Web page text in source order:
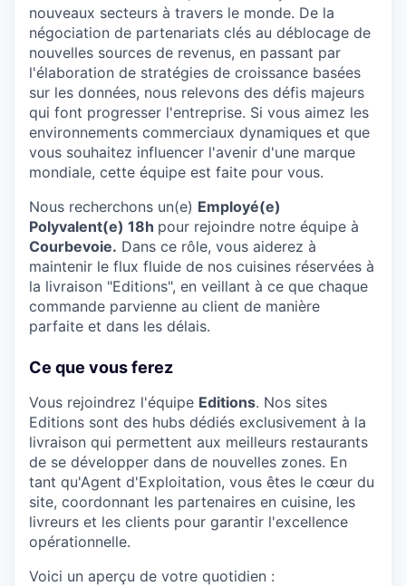
nouveaux secteurs à travers le monde. De la
négociation de partenariats clés au déblocage de
nouvelles sources de revenus, en passant par
l'élaboration de stratégies de croissance basées
sur les données, nous relevons des défis majeurs
qui font progresser l'entreprise. Si vous aimez les
environnements commerciaux dynamiques et que
vous souhaitez influencer l'avenir d'une marque
mondiale, cette équipe est faite pour vous.
Nous recherchons un(e) Employé(e)
Polyvalent(e) 18h pour rejoindre notre équipe à
Courbevoie. Dans ce rôle, vous aiderez à
maintenir le flux fluide de nos cuisines réservées à
la livraison "Editions", en veillant à ce que chaque
commande parvienne au client de manière
parfaite et dans les délais.
Ce que vous ferez
Vous rejoindrez l'équipe Editions. Nos sites
Editions sont des hubs dédiés exclusivement à la
livraison qui permettent aux meilleurs restaurants
de se développer dans de nouvelles zones. En
tant qu'Agent d'Exploitation, vous êtes le cœur du
site, coordonnant les partenaires en cuisine, les
livreurs et les clients pour garantir l'excellence
opérationnelle.
Voici un aperçu de votre quotidien :